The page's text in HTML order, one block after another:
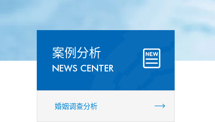
案例分析
NEWS CENTER
婚姻调查分析